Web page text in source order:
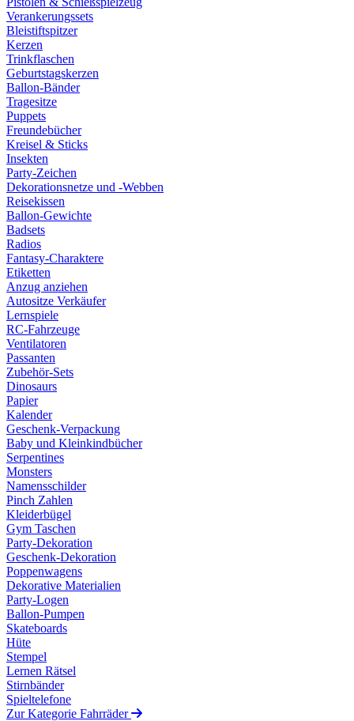
Verankerungssets
Bleistiftspitzer
Kerzen
Trinkflaschen
Geburtstagskerzen
Ballon-Bänder
Tragesitze
Puppets
Freundebücher
Kreisel & Sticks
Insekten
Party-Zeichen
Dekorationsnetze und -Webben
Reisekissen
Ballon-Gewichte
Badsets
Radios
Fantasy-Charaktere
Etiketten
Anzug anziehen
Autositze Verkäufer
Lernspiele
RC-Fahrzeuge
Ventilatoren
Passanten
Zubehör-Sets
Dinosaurs
Papier
Kalender
Geschenk-Verpackung
Baby und Kleinkindbücher
Serpentines
Monsters
Namensschilder
Pinch Zahlen
Kleiderbügel
Gym Taschen
Party-Dekoration
Geschenk-Dekoration
Poppenwagens
Dekorative Materialien
Party-Logen
Ballon-Pumpen
Skateboards
Hüte
Stempel
Lernen Rätsel
Stirnbänder
Spieltelefone
Zur Kategorie Fahrräder